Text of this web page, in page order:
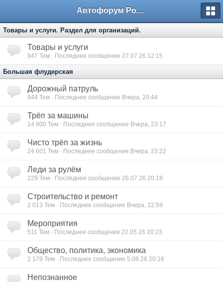
Автофорум Ростова-на-Дону
Товары и услуги. Раздел для организаций.
Товары и услуги
947 Тем · Последнее сообщение 27.07.26 12:15
Большая флудерская
Дорожный патруль
944 Тем · Последнее сообщение Вчера, 20:44
Трёп за машины
14 900 Тем · Последнее сообщение Вчера, 23:17
Чисто трёп за жизнь
24 601 Тем · Последнее сообщение Вчера, 23:22
Леди за рулём
229 Тем · Последнее сообщение 26.07.26 20:18
Строительство и ремонт
2 013 Тем · Последнее сообщение Вчера, 22:59
Мероприятия
511 Тем · Последнее сообщение 22.05.26 20:23
Общество, политика, экономика
2 179 Тем · Последнее сообщение 5.08.26 20:16
Непознанное